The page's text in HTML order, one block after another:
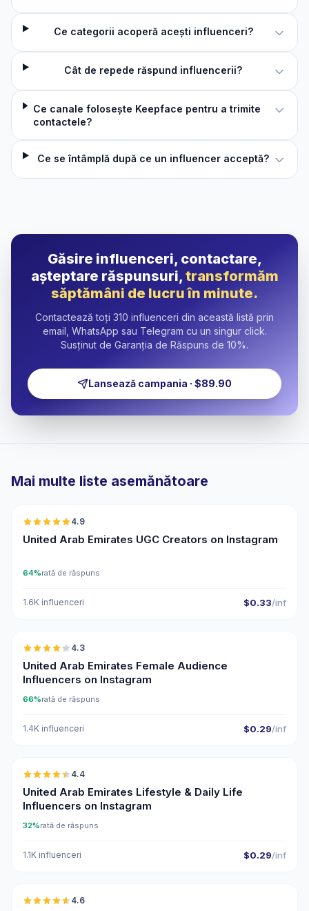
Ce categorii acoperă acești influenceri?
Cât de repede răspund influencerii?
Ce canale folosește Keepface pentru a trimite
contactele?
Ce se întâmplă după ce un influencer acceptă?
Găsire influenceri, contactare,
așteptare răspunsuri,transformăm
săptămâni de lucru în minute.
Contactează toți 310 influenceri din această listă prin
email, WhatsApp sau Telegram cu un singur click.
Susținut de Garanția de Răspuns de 10%.
Lansează campania · $89.90
Mai multe liste asemănătoare
4.9
United Arab Emirates UGC Creators on Instagram
64%rată de răspuns
1.6K influenceri $0.33/inf
🇦🇪
4.3
United Arab Emirates Female Audience
Influencers on Instagram
66%rată de răspuns
1.4K influenceri $0.29/inf
🇦🇪
4.4
United Arab Emirates Lifestyle & Daily Life
Influencers on Instagram
32%rată de răspuns
1.1K influenceri $0.29/inf
🇦🇪
4.6